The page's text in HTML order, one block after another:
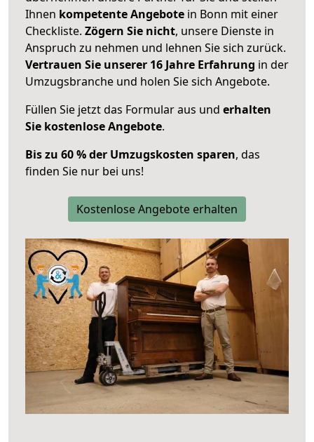
Ihnen kompetente Angebote in Bonn mit einer
Checkliste. Zögern Sie nicht, unsere Dienste in
Anspruch zu nehmen und lehnen Sie sich zurück.
Vertrauen Sie unserer 16 Jahre Erfahrung in der
Umzugsbranche und holen Sie sich Angebote.
Füllen Sie jetzt das Formular aus und erhalten
Sie kostenlose Angebote.
Bis zu 60 % der Umzugskosten sparen, das
finden Sie nur bei uns!
Kostenlose Angebote erhalten